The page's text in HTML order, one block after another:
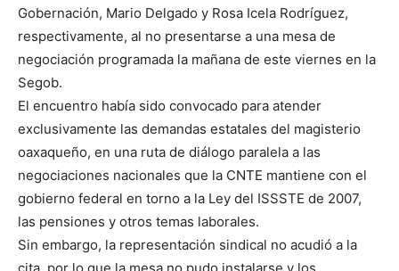
Gobernación, Mario Delgado y Rosa Icela Rodríguez,
respectivamente, al no presentarse a una mesa de
negociación programada la mañana de este viernes en la
Segob.
El encuentro había sido convocado para atender
exclusivamente las demandas estatales del magisterio
oaxaqueño, en una ruta de diálogo paralela a las
negociaciones nacionales que la CNTE mantiene con el
gobierno federal en torno a la Ley del ISSSTE de 2007,
las pensiones y otros temas laborales.
Sin embargo, la representación sindical no acudió a la